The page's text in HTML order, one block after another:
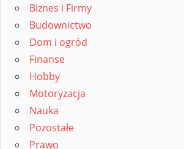
Biznes i Firmy
Budownictwo
Dom i ogród
Finanse
Hobby
Motoryzacja
Nauka
Pozostałe
Prawo